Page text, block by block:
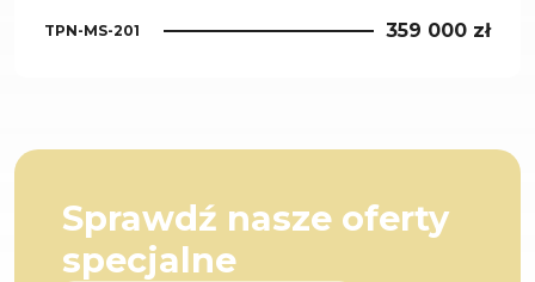
TPN-MS-201 359 000 zł
Sprawdź nasze oferty
specjalne